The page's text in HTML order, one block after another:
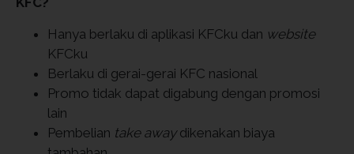
Hanya berlaku di aplikasi KFCku dan website
KFCku
Berlaku di gerai-gerai KFC nasional
Promo tidak dapat digabung dengan promosi
lain
Pembelian take awaydikenakan biaya